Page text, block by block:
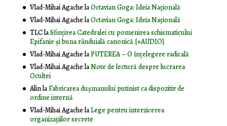
Vlad-Mihai AgachelaOctavian Goga: Ideia Naţională
Vlad-Mihai AgachelaOctavian Goga: Ideia Naţională
TLClaSfințirea Catedralei cu pomenirea schismaticului
Epifanie și buna rânduială canonică [+AUDIO]
Vlad-Mihai AgachelaPUTEREA – O înţelegere radicală
Vlad-Mihai AgachelaNote de lectură despre lucrarea
Ocultei
AlinlaFabricarea dușmanului putinist ca dispozitiv de
ordine internă
Vlad-Mihai AgachelaLege pentru interzicerea
organizaţiilor secrete